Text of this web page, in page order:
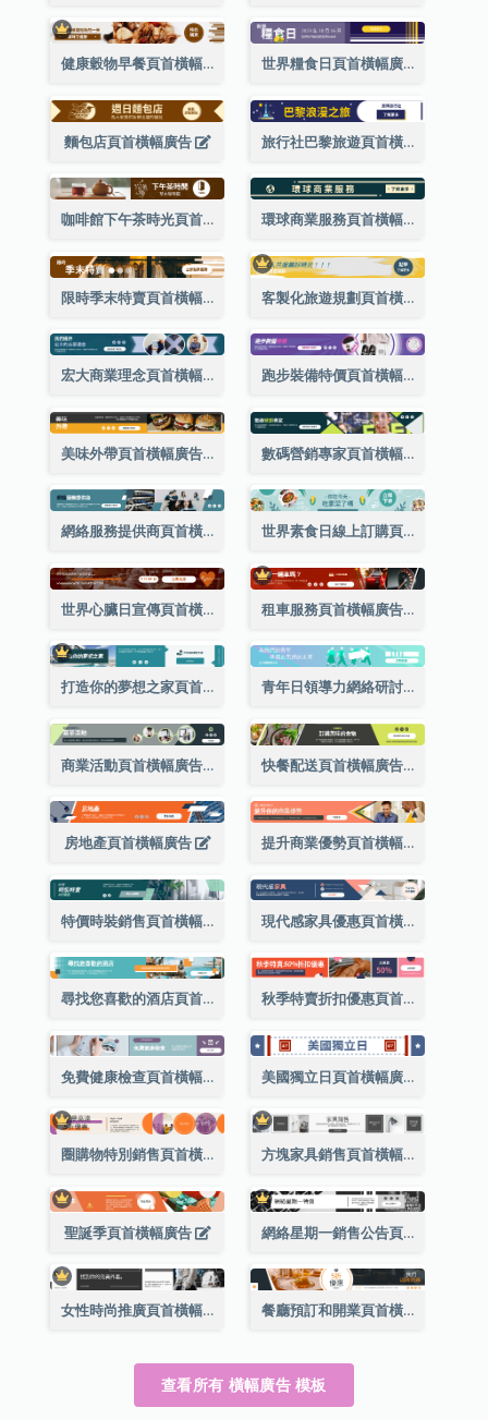
健康穀物早餐頁首橫幅廣告(附購買網站超連結) 世界糧食日頁首橫幅廣告
麵包店頁首橫幅廣告 旅行社巴黎旅遊頁首橫幅廣告
咖啡館下午茶時光頁首橫幅廣告 環球商業服務頁首橫幅廣告
限時季末特賣頁首橫幅廣告 客製化旅遊規劃頁首橫幅廣告
宏大商業理念頁首橫幅廣告 跑步裝備特價頁首橫幅廣告
美味外帶頁首橫幅廣告 數碼營銷專家頁首橫幅廣告
網絡服務提供商頁首橫幅廣告 世界素食日線上訂購頁首橫幅廣告
世界心臟日宣傳頁首橫幅廣告 租車服務頁首橫幅廣告
打造你的夢想之家頁首橫幅廣告 青年日領導力網絡研討會頁首橫幅廣告
商業活動頁首橫幅廣告 快餐配送頁首橫幅廣告
房地產頁首橫幅廣告 提升商業優勢頁首橫幅廣告
特價時裝銷售頁首橫幅廣告 現代感家具優惠頁首橫幅廣告
尋找您喜歡的酒店頁首橫幅廣告 秋季特賣折扣優惠頁首橫幅廣告
免費健康檢查頁首橫幅廣告 美國獨立日頁首橫幅廣告
圈購物特別銷售頁首橫幅廣告 方塊家具銷售頁首橫幅廣告
聖誕季頁首橫幅廣告 網絡星期一銷售公告頁首橫幅廣告
女性時尚推廣頁首橫幅廣告 餐廳預訂和開業頁首橫幅廣告
查看所有 橫幅廣告 模板